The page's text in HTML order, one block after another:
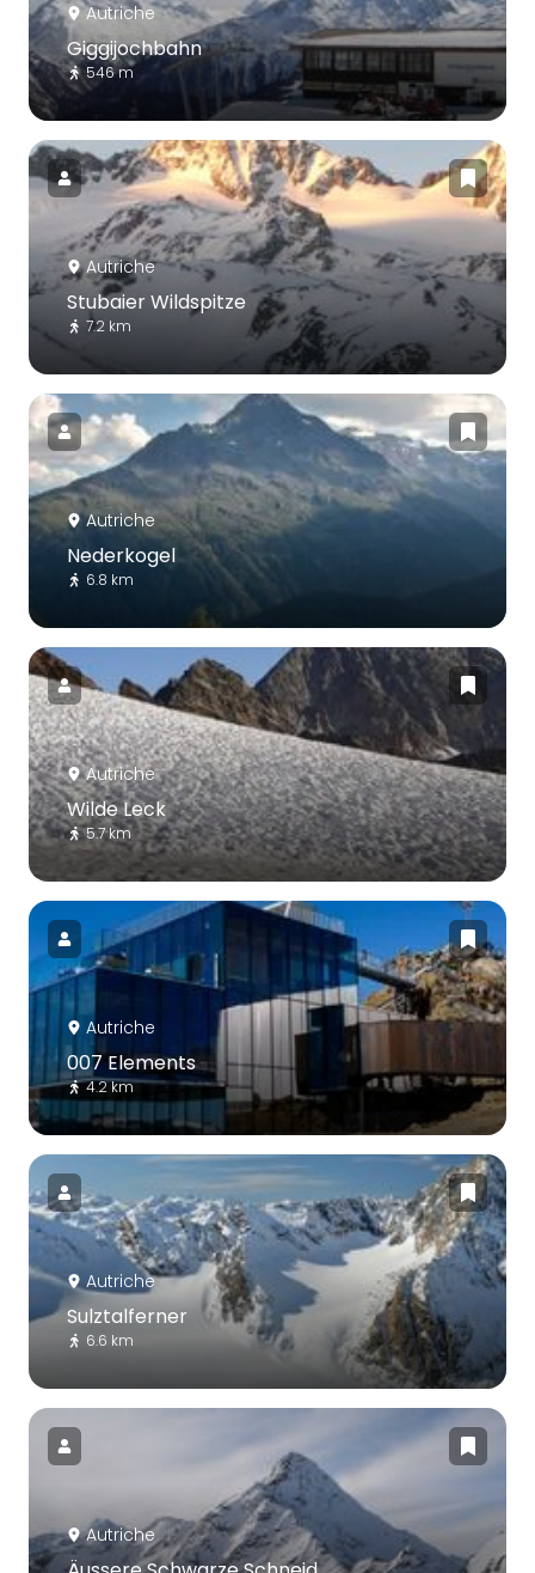
Autriche
Giggijochbahn
546 m
Autriche
Stubaier Wildspitze
7.2 km
Autriche
Nederkogel
6.8 km
Autriche
Wilde Leck
5.7 km
Autriche
007 Elements
4.2 km
Autriche
Sulztalferner
6.6 km
Autriche